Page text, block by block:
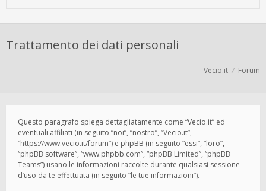
Trattamento dei dati personali
Vecio.it Forum
Questo paragrafo spiega dettagliatamente come “Vecio.it” ed
eventuali affiliati (in seguito “noi”, “nostro”, “Vecio.it”,
“https://www.vecio.it/forum”) e phpBB (in seguito “essi”, “loro”,
“phpBB software”, “www.phpbb.com”, “phpBB Limited”, “phpBB
Teams”) usano le informazioni raccolte durante qualsiasi sessione
d’uso da te effettuata (in seguito “le tue informazioni”).